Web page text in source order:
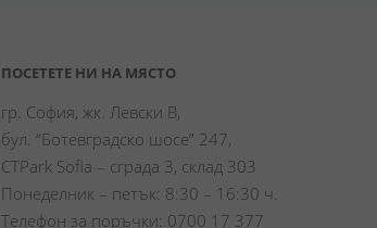
ПОСЕТЕТЕ НИ НА МЯСТО
гр. София, жк. Левски В,
бул. “Ботевградско шосе” 247,
CTPark Sofia – сграда 3, склад 303
Понеделник – петък: 8:30 – 16:30 ч.
Телефон за поръчки: 0700 17 377